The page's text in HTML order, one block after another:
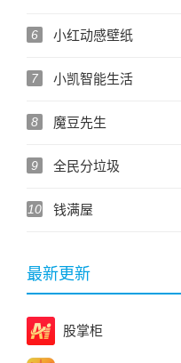
6 小红动感壁纸
7 小凯智能生活
8 魔豆先生
9 全民分垃圾
10 钱满屋
最新更新
股掌柜